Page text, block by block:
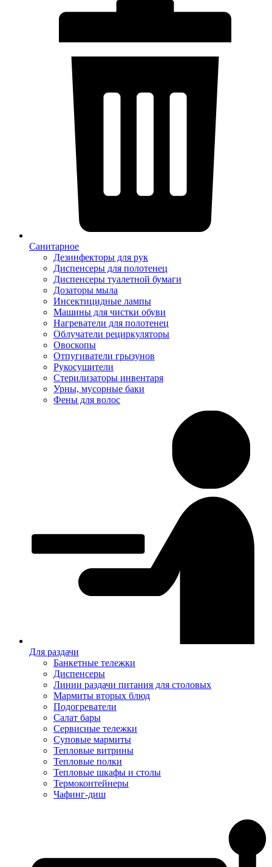
Санитарное
Дезинфекторы для рук
Диспенсеры для полотенец
Диспенсеры туалетной бумаги
Дозаторы мыла
Инсектицидные лампы
Машины для чистки обуви
Нагреватели для полотенец
Облучатели рециркуляторы
Овоскопы
Отпугиватели грызунов
Рукосушители
Стерилизаторы инвентаря
Урны, мусорные баки
Фены для волос
Для раздачи
Банкетные тележки
Диспенсеры
Линии раздачи питания для столовых
Мармиты вторых блюд
Подогреватели
Салат бары
Сервисные тележки
Суповые мармиты
Тепловые витрины
Тепловые полки
Тепловые шкафы и столы
Термоконтейнеры
Чафинг-диш